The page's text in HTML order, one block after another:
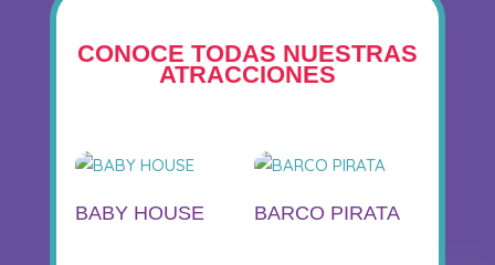
CONOCE TODAS NUESTRAS
ATRACCIONES
BABY HOUSE BARCO PIRATA